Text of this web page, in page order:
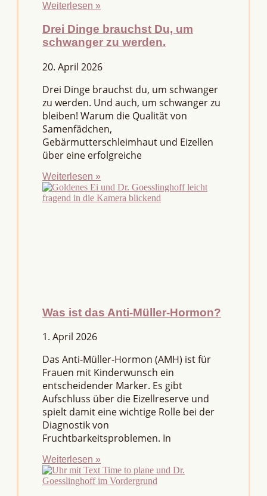
Weiterlesen »
Drei Dinge brauchst Du, um
schwanger zu werden.
20. April 2026
Drei Dinge brauchst du, um schwanger
zu werden. Und auch, um schwanger zu
bleiben! Warum die Qualität von
Samenfädchen,
Gebärmutterschleimhaut und Eizellen
über eine erfolgreiche
Weiterlesen »
Was ist das Anti-Müller-Hormon?
1. April 2026
Das Anti-Müller-Hormon (AMH) ist für
Frauen mit Kinderwunsch ein
entscheidender Marker. Es gibt
Aufschluss über die Eizellreserve und
spielt damit eine wichtige Rolle bei der
Diagnostik von
Fruchtbarkeitsproblemen. In
Weiterlesen »